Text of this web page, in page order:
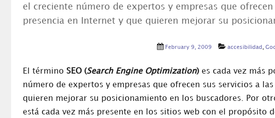
el creciente número de expertos y empresas que
presencia en Internet y que quieren mejorar su
February 9, 2009 accesibilidad
El término SEO (Search Engine Optimization) es cada vez más
número de expertos y empresas que ofrecen sus servicios a
quieren mejorar su posicionamiento en los buscadores. Por
está cada vez más presente en los sitios web con el propósito